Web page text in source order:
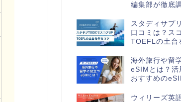
編集部が徹底
スタディサプ
口コミは？ス
TOEFLの土台
海外旅行や留
eSIMとは？活
おすすめの
ウィリーズ英